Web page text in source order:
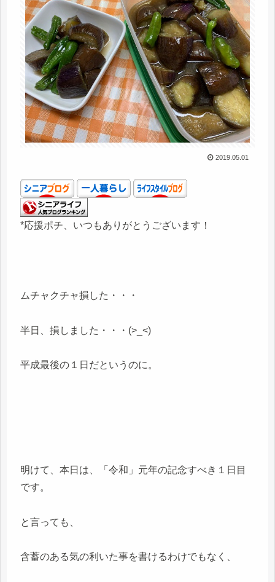
2019.05.01
*応援ポチ、いつもありがとうございます！
ムチャクチャ損した・・・
半日、損しました・・・(>_<)
平成最後の１日だというのに。
明けて、本日は、「令和」元年の記念すべき１日目
です。
と言っても、
含蓄のある気の利いた事を書けるわけでもなく、